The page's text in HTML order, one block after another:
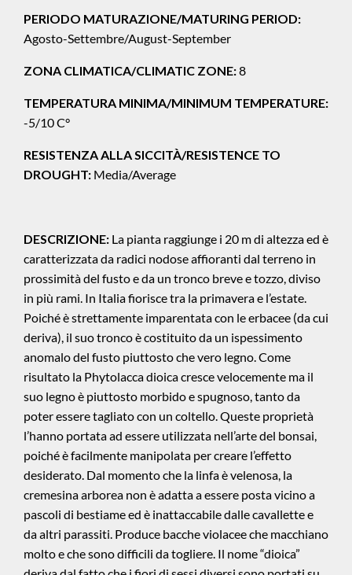
PERIODO MATURAZIONE/MATURING PERIOD:
Agosto-Settembre/August-September
ZONA CLIMATICA/CLIMATIC ZONE:8
TEMPERATURA MINIMA/MINIMUM TEMPERATURE:
-5/10 C°
RESISTENZA ALLA SICCITÀ/RESISTENCE TO
DROUGHT: Media/Average
DESCRIZIONE: La pianta raggiunge i 20 m di altezza ed è
caratterizzata da radici nodose affioranti dal terreno in
prossimità del fusto e da un tronco breve e tozzo, diviso
in più rami. In Italia fiorisce tra la primavera e l’estate.
Poiché è strettamente imparentata con le erbacee (da cui
deriva), il suo tronco è costituito da un ispessimento
anomalo del fusto piuttosto che vero legno. Come
risultato la Phytolacca dioica cresce velocemente ma il
suo legno è piuttosto morbido e spugnoso, tanto da
poter essere tagliato con un coltello. Queste proprietà
l’hanno portata ad essere utilizzata nell’arte del bonsai,
poiché è facilmente manipolata per creare l’effetto
desiderato. Dal momento che la linfa è velenosa, la
cremesina arborea non è adatta a essere posta vicino a
pascoli di bestiame ed è inattaccabile dalle cavallette e
da altri parassiti. Produce bacche violacee che macchiano
molto e che sono difficili da togliere. Il nome “dioica”